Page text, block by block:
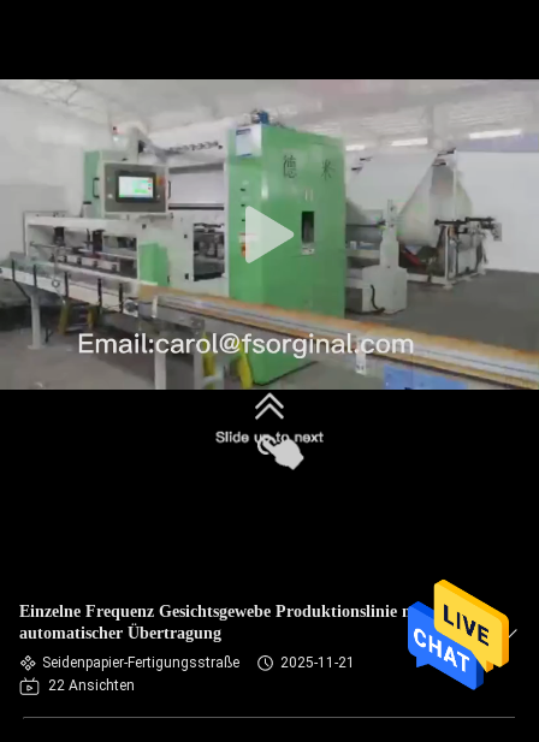
Einzelne Frequenz Gesichtsgewebe Produktionslinie mit
automatischer Übertragung
Seidenpapier-Fertigungsstraße
2025-11-21
22 Ansichten